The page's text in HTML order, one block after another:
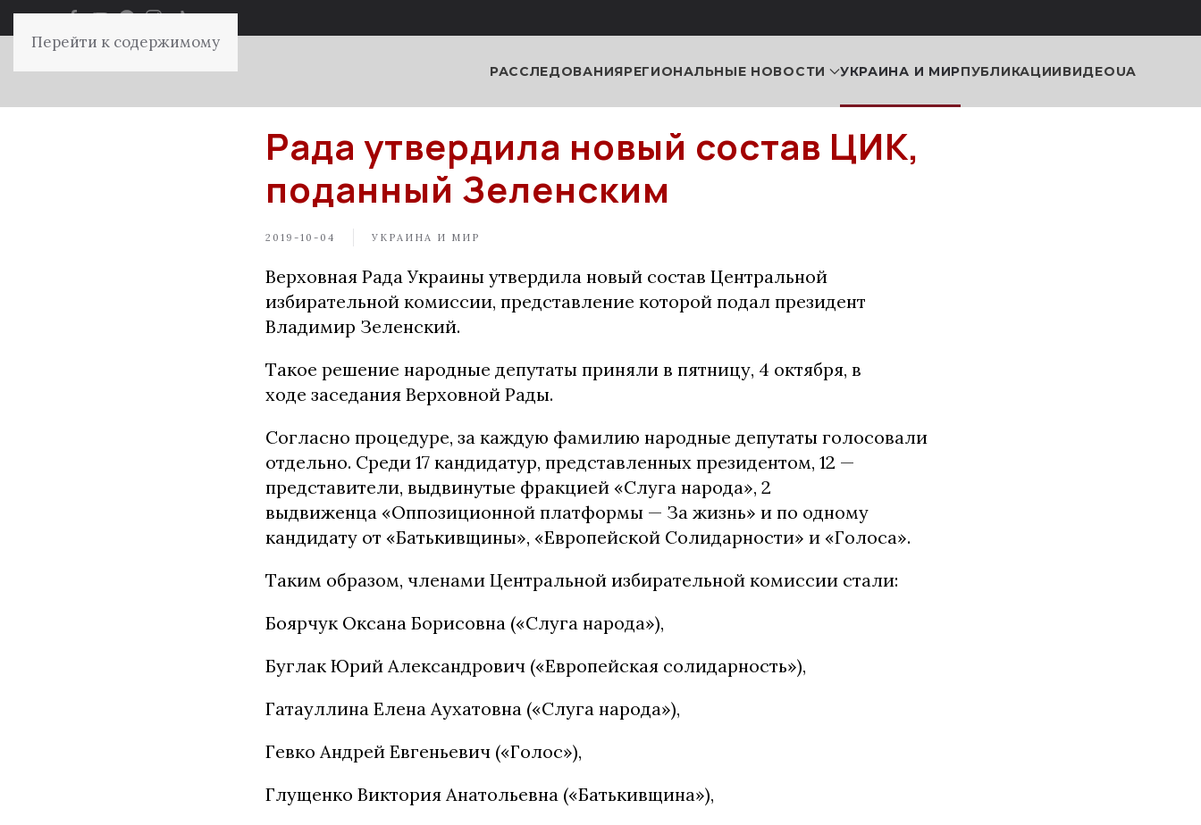
Перейти к содержимому
РАССЛЕДОВАНИЯРЕГИОНАЛЬНЫЕ НОВОСТИ УКРАИНА И МИРПУБЛИКАЦИИВИДЕОUA
Рада утвердила новый состав ЦИК,
поданный Зеленским
2019-10-04 УКРАИНА И МИР
Верховная Рада Украины утвердила новый состав Центральной
избирательной комиссии, представление которой подал президент
Владимир Зеленский.
Такое решение народные депутаты приняли в пятницу, 4 октября, в
ходе заседания Верховной Рады.
Согласно процедуре, за каждую фамилию народные депутаты голосовали
отдельно. Среди 17 кандидатур, представленных президентом, 12 —
представители, выдвинутые фракцией «Слуга народа», 2
выдвиженца «Оппозиционной платформы — За жизнь» и по одному
кандидату от «Батькивщины», «Европейской Солидарности» и «Голоса».
Таким образом, членами Центральной избирательной комиссии стали:
Боярчук Оксана Борисовна («Слуга народа»),
Буглак Юрий Александрович («Европейская солидарность»),
Гатауллина Елена Аухатовна («Слуга народа»),
Гевко Андрей Евгеньевич («Голос»),
Глущенко Виктория Анатольевна («Батькивщина»),